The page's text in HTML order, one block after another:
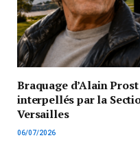
Braquage d’Alain
interpellés par la
Versailles
06/07/2026